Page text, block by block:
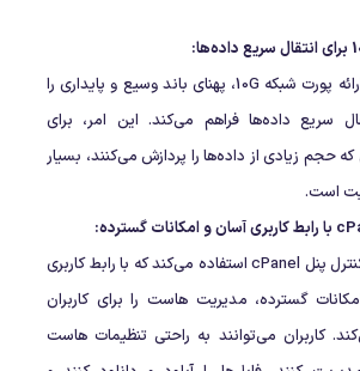
بستلا با ارائه پورت شبکه 10G، پهنای باند وسیع و پایداری را
سریع داده‌ها فراهم می‌کند. این امر، برای
که حجم زیادی از داده‌ها را پردازش می‌کنند، بسیار
است.
بستلا از کنترل پنل cPanel استفاده می‌کند که با رابط کاربری
گسترده، مدیریت هاست را برای کاربران
کاربران می‌توانند به راحتی تنظیمات هاست